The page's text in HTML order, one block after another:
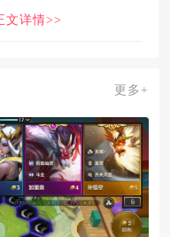
大
文详情>>
更多+